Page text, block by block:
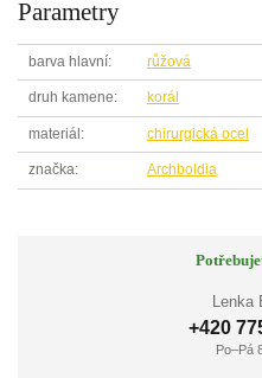
Parametry
barva hlavní růžová
druh kamene korál
materiál chirurgická ocel
značka Archboldia
Lenka
+420
Po–Pá